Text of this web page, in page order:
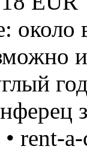
около
rent-